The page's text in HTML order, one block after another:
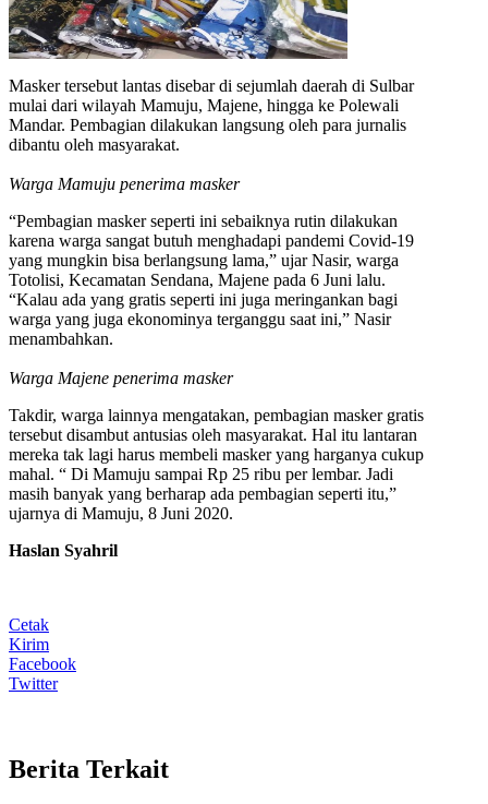
Masker tersebut lantas disebar di sejumlah daerah di Sulbar
mulai dari wilayah Mamuju, Majene, hingga ke Polewali
Mandar. Pembagian dilakukan langsung oleh para jurnalis
dibantu oleh masyarakat.
Warga Mamuju penerima masker
“Pembagian masker seperti ini sebaiknya rutin dilakukan
karena warga sangat butuh menghadapi pandemi Covid-19
yang mungkin bisa berlangsung lama,” ujar Nasir, warga
Totolisi, Kecamatan Sendana, Majene pada 6 Juni lalu.
“Kalau ada yang gratis seperti ini juga meringankan bagi
warga yang juga ekonominya terganggu saat ini,” Nasir
menambahkan.
Warga Majene penerima masker
Takdir, warga lainnya mengatakan, pembagian masker gratis
tersebut disambut antusias oleh masyarakat. Hal itu lantaran
mereka tak lagi harus membeli masker yang harganya cukup
mahal. “ Di Mamuju sampai Rp 25 ribu per lembar. Jadi
masih banyak yang berharap ada pembagian seperti itu,”
ujarnya di Mamuju, 8 Juni 2020.
Haslan Syahril
Cetak
Kirim
Facebook
Twitter
Berita Terkait